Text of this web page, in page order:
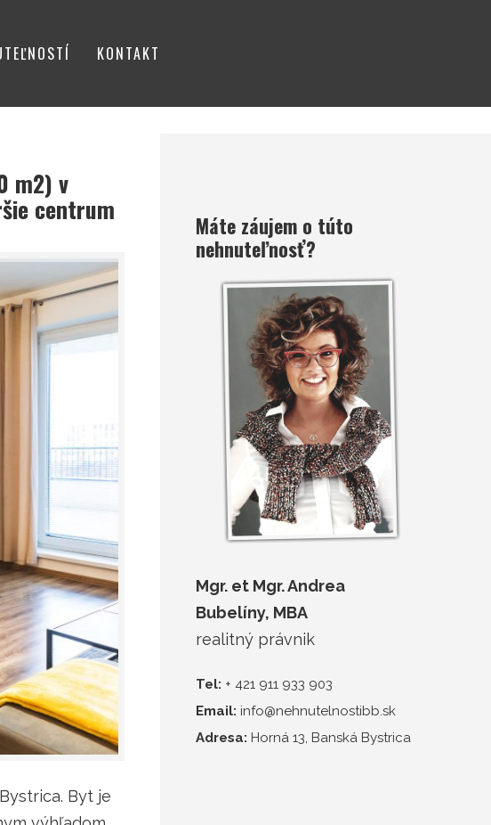
KONTAKT
m2) v
centrum
Byt je
Máte záujem o túto
nehnuteľnosť?
Mgr. et Mgr. Andrea
Bubelíny, MBA
realitný právnik
Tel: + 421 911 933 903
Email: info@nehnutelnostibb.sk
Adresa: Horná 13, Banská Bystrica